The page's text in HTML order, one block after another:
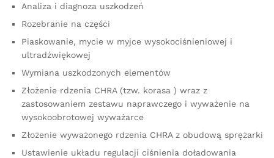
Analiza i diagnoza uszkodzeń
Rozebranie na części
Piaskowanie, mycie w myjce wysokociśnieniowej i
ultradźwiękowej
Wymiana uszkodzonych elementów
Złożenie rdzenia CHRA (tzw. korasa ) wraz z
zastosowaniem zestawu naprawczego i wyważenie na
wysokoobrotowej wyważarce
Złożenie wyważonego rdzenia CHRA z obudową sprężarki
Ustawienie układu regulacji ciśnienia doładowania